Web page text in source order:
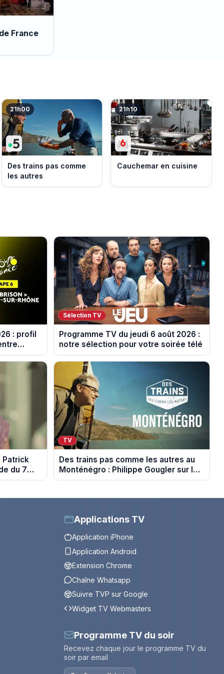
France
21h00
Des trains pas comme
les autres
21h10
Cauchemar en cuisine
: profil
Sélection TV
Programme TV du jeudi 6 août 2026 :
notre sélection pour votre soirée télé
Patrick
du 7
TV
Des trains pas comme les autres au
Monténégro : Philippe Gougler sur les
rails de l’Adriatique
Applications TV
Application iPhone
Application Android
Extension Chrome
Chaîne Whatsapp
Suivre TVP sur Google
Widget TV Webmasters
Programme TV du soir
Recevez chaque jour le programme TV du
soir par email